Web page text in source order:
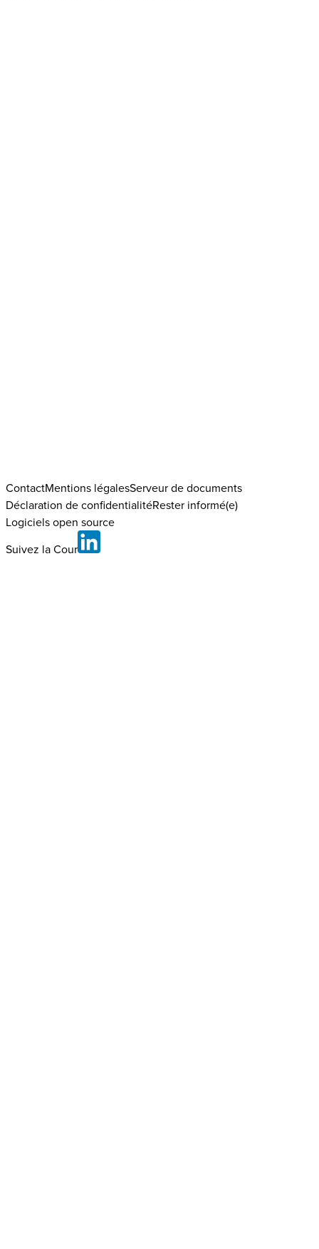
ContactMentions légalesServeur de documents
Déclaration de confidentialitéRester informé(e)
Logiciels open source
Suivez la Cour